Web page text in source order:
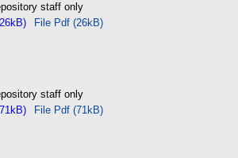
staff only
File Pdf (26kB)
staff only
File Pdf (71kB)